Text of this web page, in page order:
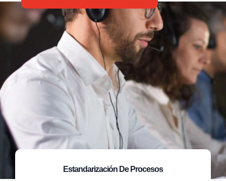
Estandarización De Procesos